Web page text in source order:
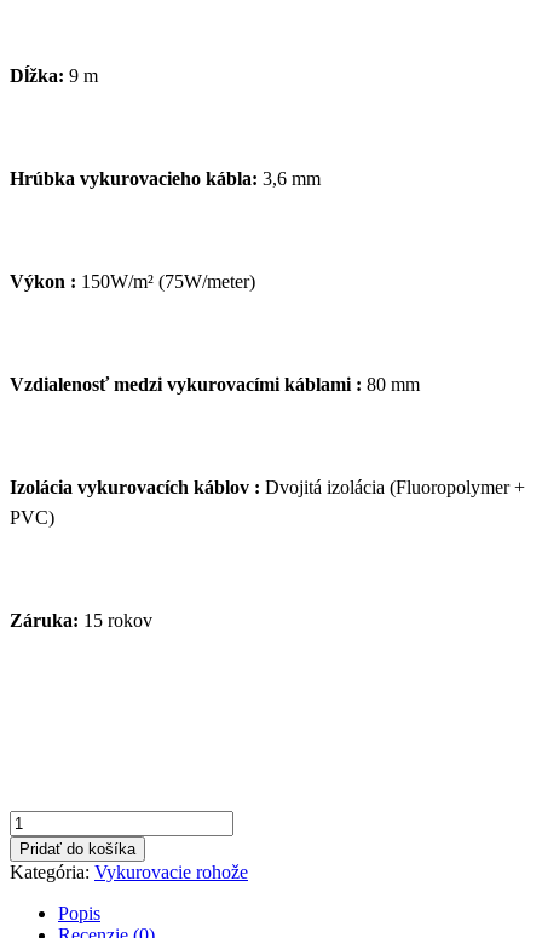
Dĺžka: 9 m
Hrúbka vykurovacieho kábla: 3,6 mm
Výkon : 150W/m² (75W/meter)
Vzdialenosť medzi vykurovacími káblami : 80 mm
Izolácia vykurovacích káblov : Dvojitá izolácia (Fluoropolymer +
PVC)
Záruka: 15 rokov
množstvo
Vykurovacia
rohož
4,5
675W
Pridať do košíka
Kategória: Vykurovacie rohože
Popis